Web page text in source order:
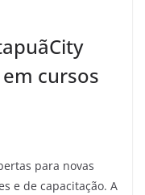
cursos
para novas
e de capacitação. A